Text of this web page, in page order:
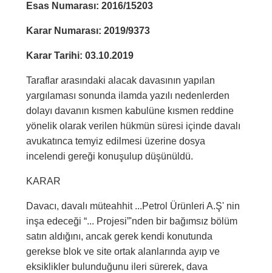
Esas Numarası: 2016/15203
Karar Numarası: 2019/9373
Karar Tarihi: 03.10.2019
Taraflar arasındaki alacak davasının yapılan
yargılaması sonunda ilamda yazılı nedenlerden
dolayı davanın kısmen kabulüne kısmen reddine
yönelik olarak verilen hükmün süresi içinde davalı
avukatınca temyiz edilmesi üzerine dosya
incelendi gereği konuşulup düşünüldü.
KARAR
Davacı, davalı müteahhit ...Petrol Ürünleri A.Ş' nin
inşa edeceği “... Projesi”'nden bir bağımsız bölüm
satın aldığını, ancak gerek kendi konutunda
gerekse blok ve site ortak alanlarında ayıp ve
eksiklikler bulunduğunu ileri sürerek, dava